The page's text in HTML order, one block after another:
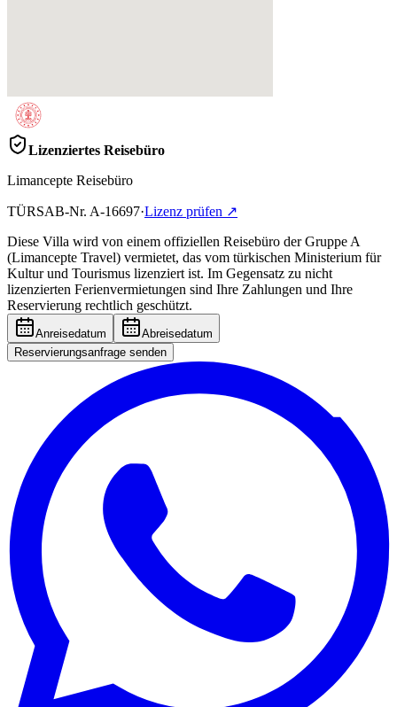
Lizenziertes Reisebüro
Limancepte Reisebüro
TÜRSAB-Nr. A-16697·Lizenz prüfen ↗
Diese Villa wird von einem offiziellen Reisebüro der Gruppe A
(Limancepte Travel) vermietet, das vom türkischen Ministerium für
Kultur und Tourismus lizenziert ist. Im Gegensatz zu nicht
lizenzierten Ferienvermietungen sind Ihre Zahlungen und Ihre
Reservierung rechtlich geschützt.
Anreisedatum
Abreisedatum
Reservierungsanfrage senden